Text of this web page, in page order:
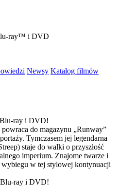
ray™ i DVD
Newsy Katalog filmów
Blu-ray i DVD!
do magazynu „Runway”
Tymczasem jej legendarna
staje do walki o przyszłość
imperium. Znajome twarze i
wybiegu w tej stylowej kontynuacji
Blu-ray i DVD!